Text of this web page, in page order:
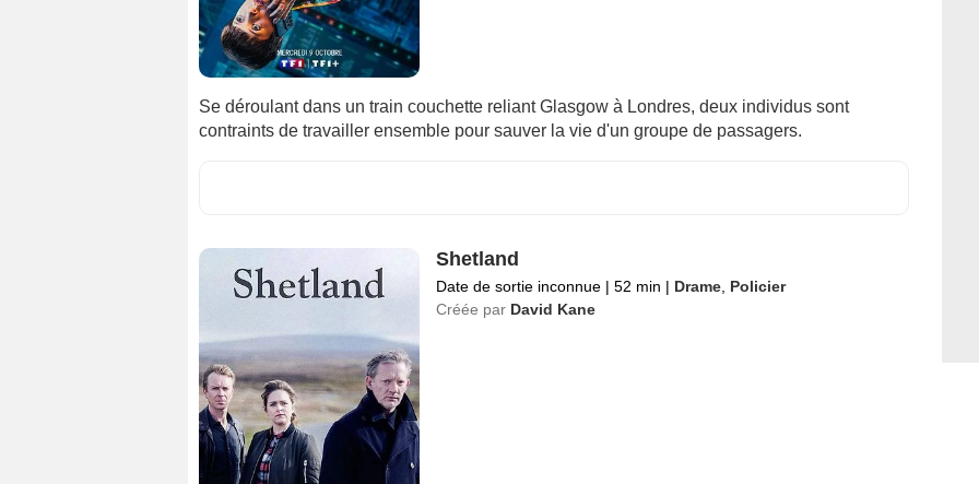
Se déroulant dans un train couchette reliant Glasgow à Londres, deux individus sont
contraints de travailler ensemble pour sauver la vie d'un groupe de passagers.
Shetland
Date de sortie inconnue | 52 min | Drame, Policier
Créée par David Kane